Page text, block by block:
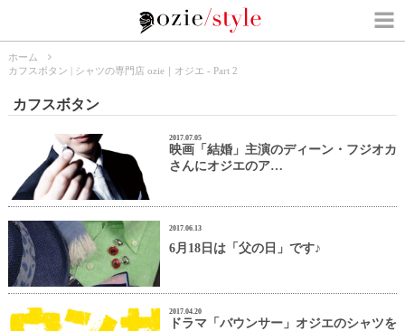
ホーム
カフスボタン | シャツの専門店 ozie｜オジエ - Part 2
カフスボタン
2017.07.05
映画「結婚」主演のディーン・フジオカ
さんにオジエのア…
2017.06.13
6月18日は「父の日」です♪
2017.04.20
ドラマ「バウンサー」オジエのシャツを